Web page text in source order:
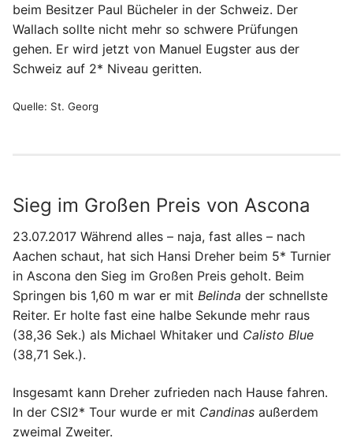
beim Besitzer Paul Bücheler in der Schweiz. Der
Wallach sollte nicht mehr so schwere Prüfungen
gehen. Er wird jetzt von Manuel Eugster aus der
Schweiz auf 2* Niveau geritten.
Quelle: St. Georg
Sieg im Großen Preis von Ascona
23.07.2017 Während alles – naja, fast alles – nach
Aachen schaut, hat sich Hansi Dreher beim 5* Turnier
in Ascona den Sieg im Großen Preis geholt. Beim
Springen bis 1,60 m war er mit Belinda der schnellste
Reiter. Er holte fast eine halbe Sekunde mehr raus
(38,36 Sek.) als Michael Whitaker und Calisto Blue
(38,71 Sek.).
Insgesamt kann Dreher zufrieden nach Hause fahren.
In der CSI2* Tour wurde er mit Candinas außerdem
zweimal Zweiter.